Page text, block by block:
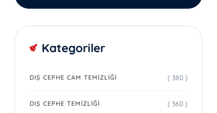
Kategoriler
DIŞ CEPHE CAM TEMIZLIĞI ( 380 )
DIŞ CEPHE TEMIZLIĞI ( 360 )